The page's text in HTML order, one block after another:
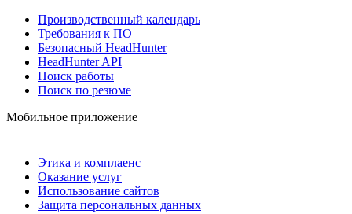
Производственный календарь
Требования к ПО
Безопасный HeadHunter
HeadHunter API
Поиск работы
Поиск по резюме
Мобильное приложение
Этика и комплаенс
Оказание услуг
Использование сайтов
Защита персональных данных